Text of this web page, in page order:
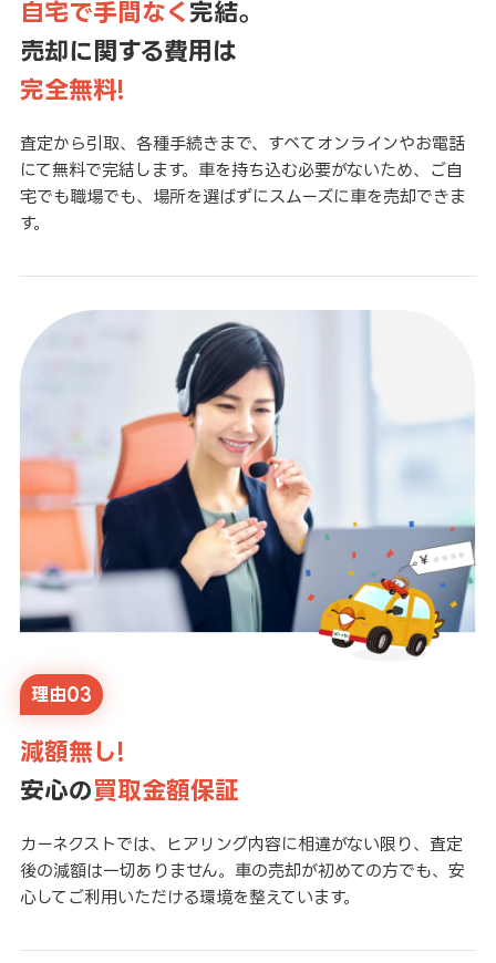
自宅で手間なく 完結。
売却に関する費用は
完全無料!
査定から引取、各種手続きまで、すべてオンラインやお電話
にて無料で完結します。車を持ち込む必要がないため、ご自
宅でも職場でも、場所を選ばずにスムーズに車を売却できま
す。
理由03
減額無し!
安心の買取金額保証
カーネクストでは、ヒアリング内容に相違がない限り、査定
後の減額は一切ありません。車の売却が初めての方でも、安
心してご利用いただける環境を整えています。